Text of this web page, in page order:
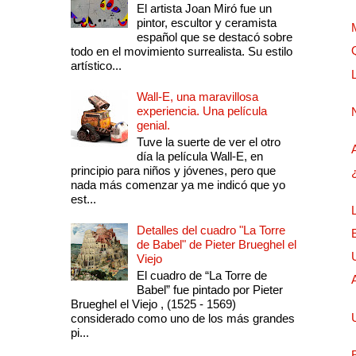
El artista Joan Miró fue un
pintor, escultor y ceramista
español que se destacó sobre
todo en el movimiento surrealista. Su estilo
artístico...
Wall-E, una maravillosa
experiencia. Una película
genial.
Tuve la suerte de ver el otro
día la película Wall-E, en
principio para niños y jóvenes, pero que
nada más comenzar ya me indicó que yo
est...
Detalles del cuadro "La Torre
de Babel" de Pieter Brueghel el
Viejo
El cuadro de “La Torre de
Babel” fue pintado por Pieter
Brueghel el Viejo , (1525 - 1569)
considerado como uno de los más grandes
pi...